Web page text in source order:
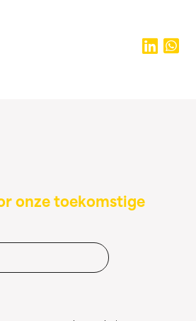
onze toekomstige